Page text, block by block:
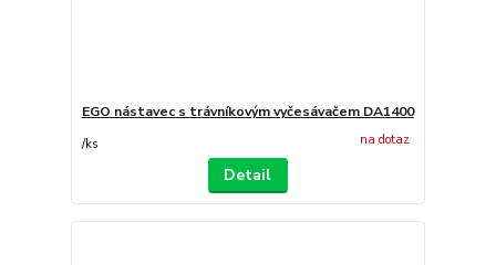
EGO nástavec s trávníkovým vyčesávačem DA1400
/ks na dotaz
Detail